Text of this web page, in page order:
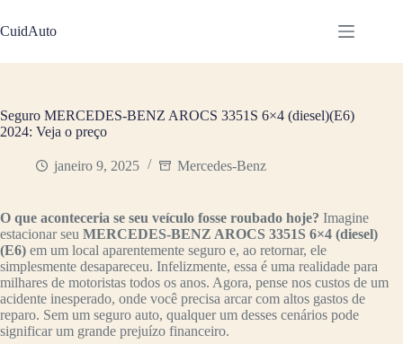
para
o
CuidAuto
Seguro MERCEDES-BENZ AROCS 3351S 6×4 (diesel)(E6)
2024: Veja o preço
janeiro 9, 2025 Mercedes-Benz
O que aconteceria se seu veículo fosse roubado hoje? Imagine
estacionar seu MERCEDES-BENZ AROCS 3351S 6×4 (diesel)
(E6) em um local aparentemente seguro e, ao retornar, ele
simplesmente desapareceu. Infelizmente, essa é uma realidade para
milhares de motoristas todos os anos. Agora, pense nos custos de um
acidente inesperado, onde você precisa arcar com altos gastos de
reparo. Sem um seguro auto, qualquer um desses cenários pode
significar um grande prejuízo financeiro.